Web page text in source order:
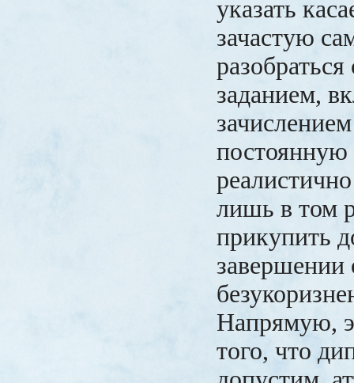
указать
зачастую
заданием,
постоянную
лишь в том
прикупить
завершении
Напрямую,
того, что